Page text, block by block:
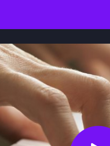
Storia della